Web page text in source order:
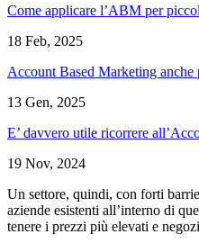
Come applicare l’ABM per
18 Feb, 2025
Account Based Marketing anche
13 Gen, 2025
E’ davvero utile ricorrere
19 Nov, 2024
Un settore, quindi, con forti
aziende esistenti all’interno di
tenere i prezzi più elevati e